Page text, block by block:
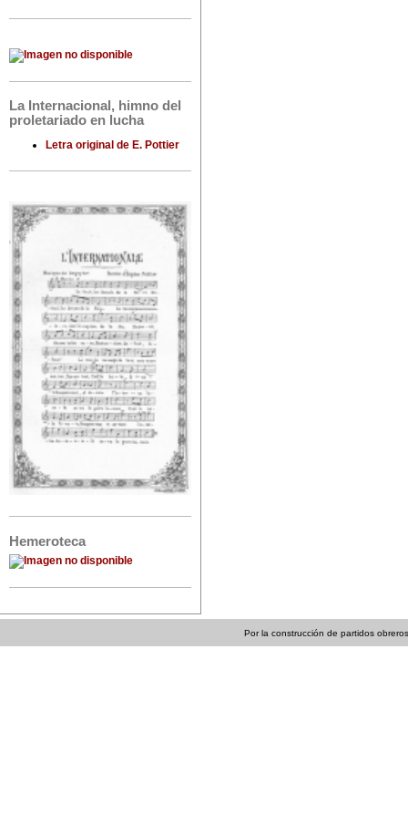
La Internacional, himno del
proletariado en lucha
Letra original de E. Pottier
Hemeroteca
Por la construcción de partidos